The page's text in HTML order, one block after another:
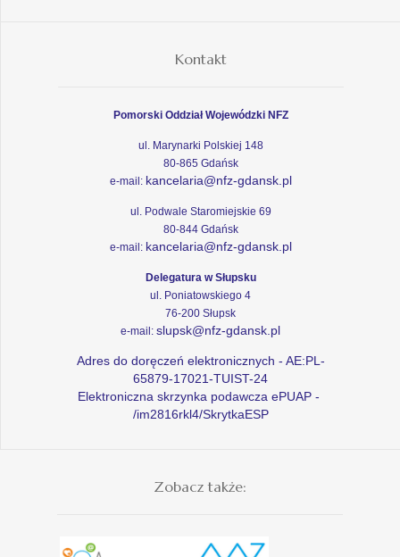
Kontakt
Pomorski Oddział Wojewódzki NFZ
ul. Marynarki Polskiej 148
80-865 Gdańsk
e-mail: kancelaria@nfz-gdansk.pl
ul. Podwale Staromiejskie 69
80-844 Gdańsk
e-mail: kancelaria@nfz-gdansk.pl
Delegatura w Słupsku
ul. Poniatowskiego 4
76-200 Słupsk
e-mail: slupsk@nfz-gdansk.pl
Adres do doręczeń elektronicznych - AE:PL-
65879-17021-TUIST-24
Elektroniczna skrzynka podawcza ePUAP -
/im2816rkl4/SkrytkaESP
Zobacz także: